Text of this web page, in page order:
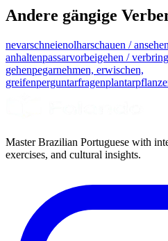
Andere gängige
nevarschneienolharschauen / ansehen
anhaltenpassarvorbeigehen /
gehenpegarnehmen, erwischen,
greifenperguntarfragenplantar
Master Brazilian Portuguese with
exercises, and cultural insights.